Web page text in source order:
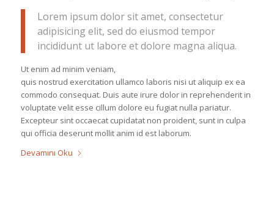
Lorem ipsum dolor sit amet, consectetur
adipisicing elit, sed do eiusmod tempor
incididunt ut labore et dolore magna aliqua.
Ut enim ad minim veniam,
quis nostrud exercitation ullamco laboris nisi ut aliquip ex ea
commodo consequat. Duis aute irure dolor in reprehenderit in
voluptate velit esse cillum dolore eu fugiat nulla pariatur.
Excepteur sint occaecat cupidatat non proident, sunt in culpa
qui officia deserunt mollit anim id est laborum.
Devamını Oku